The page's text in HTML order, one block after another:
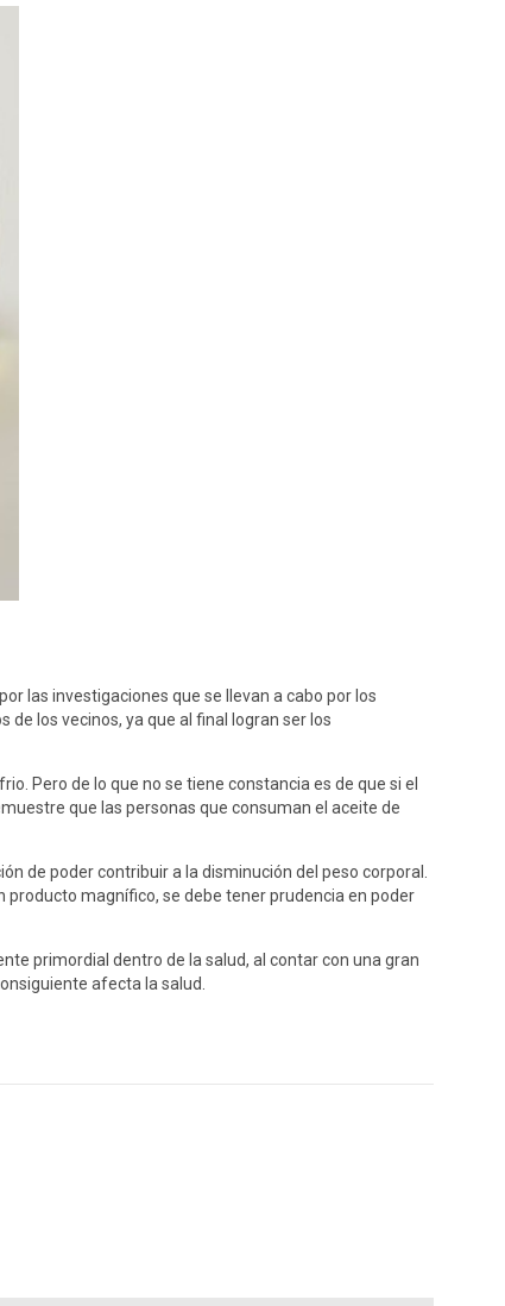
las investigaciones que se llevan a cabo por los
los vecinos, ya que al final logran ser los
Pero de lo que no se tiene constancia es de que si el
que las personas que consuman el aceite de
de poder contribuir a la disminución del peso corporal.
producto magnífico, se debe tener prudencia en poder
primordial dentro de la salud, al contar con una gran
afecta la salud.